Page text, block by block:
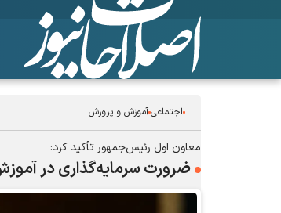
اجتماعیآموزش و پرورش
معاون اول رئیس‌جمهور تأکید کرد:
ضرورت سرمایه‌گذاری در